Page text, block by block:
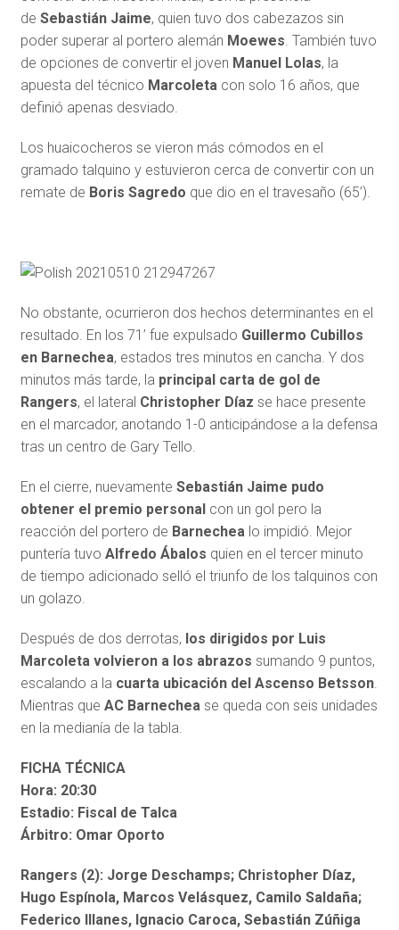
de Sebastián Jaime, quien tuvo dos cabezazos sin
poder superar al portero alemán Moewes. También tuvo
de opciones de convertir el joven Manuel Lolas, la
apuesta del técnico Marcoletacon solo 16 años, que
definió apenas desviado.
Los huaicocheros se vieron más cómodos en el
gramado talquino y estuvieron cerca de convertir con un
remate de Boris Sagredo que dio en el travesaño (65’).
No obstante, ocurrieron dos hechos determinantes en el
resultado. En los 71’ fue expulsado Guillermo Cubillos
en Barnechea, estados tres minutos en cancha. Y dos
minutos más tarde, la principal carta de gol de
Rangers, el lateral Christopher Díaz se hace presente
en el marcador, anotando 1-0 anticipándose a la defensa
tras un centro de Gary Tello.
En el cierre, nuevamente Sebastián Jaime pudo
obtener el premio personal con un gol pero la
reacción del portero de Barnechealo impidió. Mejor
puntería tuvo Alfredo Ábalos quien en el tercer minuto
de tiempo adicionado selló el triunfo de los talquinos con
un golazo.
Después de dos derrotas, los dirigidos por Luis
Marcoleta volvieron a los abrazos sumando 9 puntos,
escalando a la cuarta ubicación del Ascenso Betsson.
Mientras que AC Barnechease queda con seis unidades
en la medianía de la tabla.
FICHA TÉCNICA
Hora: 20:30
Estadio: Fiscal de Talca
Árbitro: Omar Oporto
Rangers (2): Jorge Deschamps; Christopher Díaz,
Hugo Espínola, Marcos Velásquez, Camilo Saldaña;
Federico Illanes, Ignacio Caroca, Sebastián Zúñiga